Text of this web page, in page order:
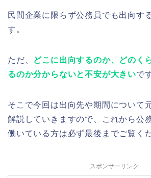
民間企業に限らず公務員でも出向す
す。
ただ、 どこに出向するのか、どのく
るのか分からないと不安が大きいで
そこで今回は出向先や期間について
解説していきますので、これから公
働いている方は必ず最後までご覧く
スポンサーリンク